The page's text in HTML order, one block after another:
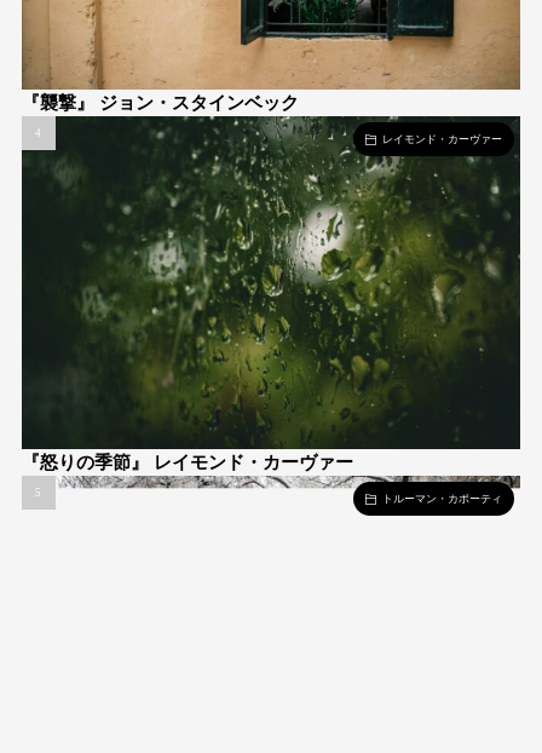
『襲撃』 ジョン・スタインベック
レイモンド・カーヴァー
『怒りの季節』 レイモンド・カーヴァー
トルーマン・カポーティ